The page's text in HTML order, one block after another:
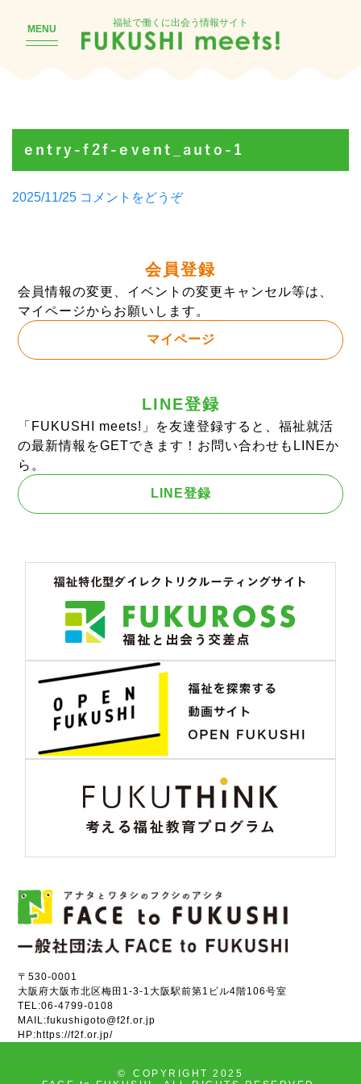
MENU
福祉で働くに出会う情報サイト
entry-f2f-event_auto-1
Posted
2025/11/25 コメントをどうぞ(entry-
会員登録
会員情報の変更、イベントの変更キャンセル等は、
マイページからお願いします。
マイページ
LINE登録
「FUKUSHI meets!」を友達登録すると、福祉就活
の最新情報をGETできます！お問い合わせもLINEか
ら。
LINE登録
〒530-0001
大阪府大阪市北区梅田1-3-1大阪駅前第1ビル4階106号室
TEL:06-4799-0108
MAIL:fukushigoto@f2f.or.jp
HP:https://f2f.or.jp/
©
COPYRIGHT 2025